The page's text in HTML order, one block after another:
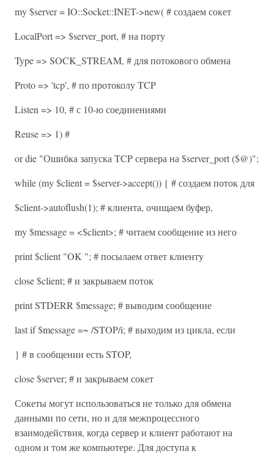
my $server = IO::Socket::INET->new( # создаем сокет
LocalPort => $server_port, # на порту
Type => SOCK_STREAM, # для потокового обмена
Proto => 'tcp', # по протоколу TCP
Listen => 10, # с 10-ю соединениями
Reuse => 1) #
or die "Ошибка запуска TCP сервера на $server_port ($@)";
while (my $client = $server->accept()) { # создаем поток для
$client->autoflush(1); # клиента, очищаем буфер,
my $message = <$client>; # читаем сообщение из него
print $client "OK "; # посылаем ответ клиенту
close $client; # и закрываем поток
print STDERR $message; # выводим сообщение
last if $message =~ /STOP/i; # выходим из цикла, если
} # в сообщении есть STOP,
close $server; # и закрываем сокет
Сокеты могут использоваться не только для обмена
данными по сети, но и для межпроцессного
взаимодействия, когда сервер и клиент работают на
одном и том же компьютере. Для доступа к